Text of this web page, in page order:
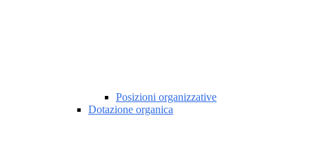
Posizioni organizzative
Dotazione organica